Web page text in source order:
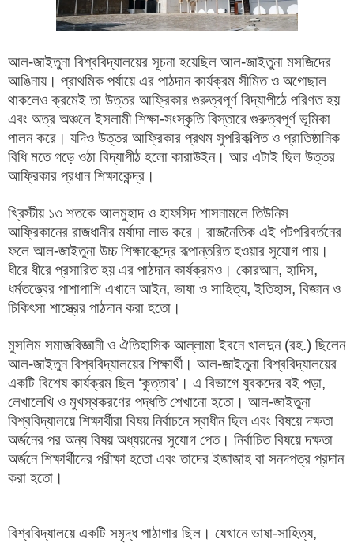
আল-জাইতুনা বিশ্ববিদ্যালয়ের সূচনা হয়েছিল আল-জাইতুনা মসজিদের
আঙিনায়। প্রাথমিক পর্যায়ে এর পাঠদান কার্যক্রম সীমিত ও অগোছাল
থাকলেও ক্রমেই তা উত্তর আফ্রিকার গুরুত্বপূর্ণ বিদ্যাপীঠে পরিণত হয়
এবং অত্র অঞ্চলে ইসলামী শিক্ষা-সংস্কৃতি বিস্তারে গুরুত্বপূর্ণ ভূমিকা
পালন করে। যদিও উত্তর আফ্রিকার প্রথম সুপরিকল্পিত ও প্রাতিষ্ঠানিক
বিধি মতে গড়ে ওঠা বিদ্যাপীঠ হলো কারাউইন। আর এটাই ছিল উত্তর
আফ্রিকার প্রধান শিক্ষাকেন্দ্র।
খ্রিস্টীয় ১৩ শতকে আলমুহাদ ও হাফসিদ শাসনামলে তিউনিস
আফ্রিকানের রাজধানীর মর্যাদা লাভ করে। রাজনৈতিক এই পটপরিবর্তনের
ফলে আল-জাইতুনা উচ্চ শিক্ষাকেন্দ্রে রূপান্তরিত হওয়ার সুযোগ পায়।
ধীরে ধীরে প্রসারিত হয় এর পাঠদান কার্যক্রমও। কোরআন, হাদিস,
ধর্মতত্ত্বের পাশাপাশি এখানে আইন, ভাষা ও সাহিত্য, ইতিহাস, বিজ্ঞান ও
চিকিৎসা শাস্ত্রের পাঠদান করা হতো।
মুসলিম সমাজবিজ্ঞানী ও ঐতিহাসিক আল্লামা ইবনে খালদুন (রহ.) ছিলেন
আল-জাইতুন বিশ্ববিদ্যালয়ের শিক্ষার্থী। আল-জাইতুনা বিশ্ববিদ্যালয়ের
একটি বিশেষ কার্যক্রম ছিল ‘কুত্তাব’। এ বিভাগে যুবকদের বই পড়া,
লেখালেখি ও মুখস্থকরণের পদ্ধতি শেখানো হতো। আল-জাইতুনা
বিশ্ববিদ্যালয়ে শিক্ষার্থীরা বিষয় নির্বাচনে স্বাধীন ছিল এবং বিষয়ে দক্ষতা
অর্জনের পর অন্য বিষয় অধ্যয়নের সুযোগ পেত। নির্বাচিত বিষয়ে দক্ষতা
অর্জনে শিক্ষার্থীদের পরীক্ষা হতো এবং তাদের ইজাজাহ বা সনদপত্র প্রদান
করা হতো।
বিশ্ববিদ্যালয়ে একটি সমৃদ্ধ পাঠাগার ছিল। যেখানে ভাষা-সাহিত্য,